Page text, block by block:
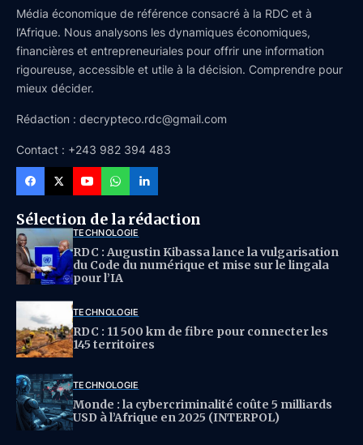
Média économique de référence consacré à la RDC et à
l’Afrique. Nous analysons les dynamiques économiques,
financières et entrepreneuriales pour offrir une information
rigoureuse, accessible et utile à la décision. Comprendre pour
mieux décider.
Rédaction : decrypteco.rdc@gmail.com
Contact : +243 982 394 483
Sélection de la rédaction
TECHNOLOGIE
RDC : Augustin Kibassa lance la vulgarisation
du Code du numérique et mise sur le lingala
pour l’IA
TECHNOLOGIE
RDC : 11 500 km de fibre pour connecter les
145 territoires
TECHNOLOGIE
Monde : la cybercriminalité coûte 5 milliards
USD à l’Afrique en 2025 (INTERPOL)